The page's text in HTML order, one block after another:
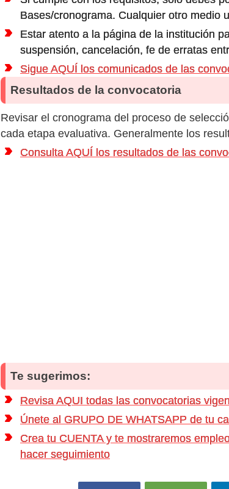
Bases/cronograma. Cualquier otro medio
Estar atento a la página de la institución
suspensión, cancelación, fe de erratas
Sigue AQUÍ los comunicados de las
Resultados de la convocatoria
Revisar el cronograma del proceso de
cada etapa evaluativa. Generalmente los
Consulta AQUÍ los resultados de las
Te sugerimos:
Revisa AQUI todas las convocatorias
Únete al GRUPO DE WHATSAPP de tu
Crea tu CUENTA y te mostraremos
hacer seguimiento